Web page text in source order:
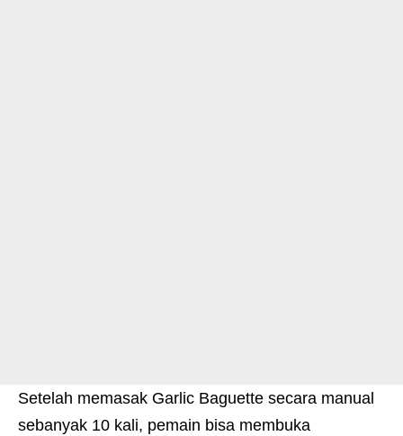
Setelah memasak Garlic Baguette secara manual
sebanyak 10 kali, pemain bisa membuka